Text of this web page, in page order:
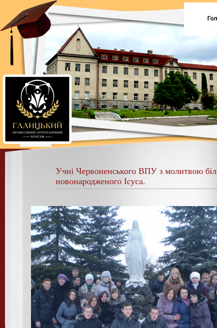
Учні Червоненського ВПУ з молитвою
новонародженого Ісуса.